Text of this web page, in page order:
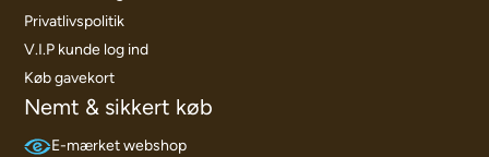
Privatlivspolitik
V.I.P kunde log ind
Køb gavekort
Nemt & sikkert køb
E-mærket webshop